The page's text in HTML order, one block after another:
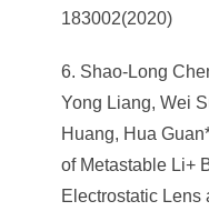
183002(2020)
6. Shao-Long
Yong Liang, Wei
Huang, Hua
of Metastable Li+
Electrostatic Lens